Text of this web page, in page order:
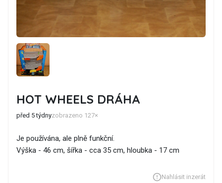
HOT WHEELS DRÁHA
před 5 týdnyzobrazeno 127×
Je používána, ale plně funkční.
Výška - 46 cm, šířka - cca 35 cm, hloubka - 17 cm
Nahlásit inzerát